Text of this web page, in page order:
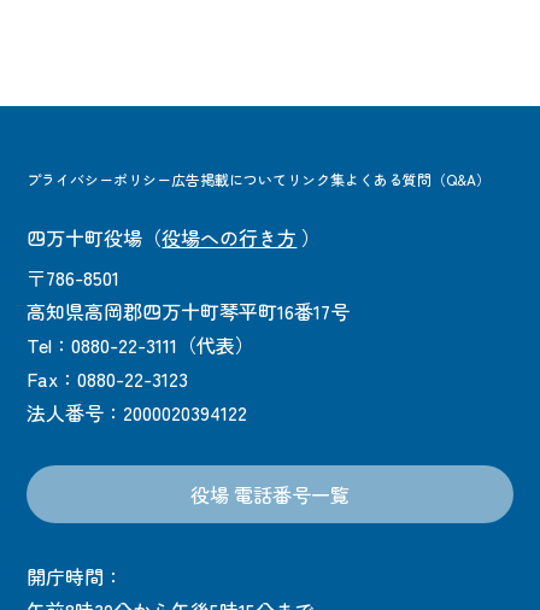
プライバシーポリシー広告掲載について リンク集よくある質問（Q&A）
四万十町役場 （役場への行き方 ）
〒786-8501
高知県高岡郡四万十町琴平町16番17号
Tel：0880-22-3111（代表）
Fax：0880-22-3123
法人番号：2000020394122
役場 電話番号一覧
開庁時間：